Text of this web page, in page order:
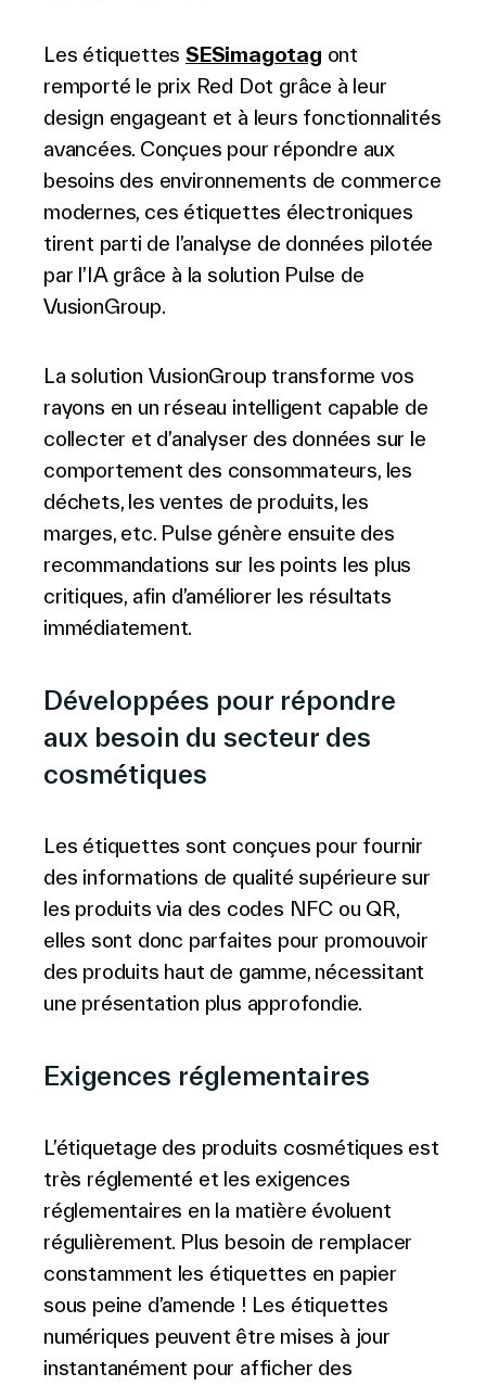
Les étiquettes SESimagotag ont
remporté le prix Red Dot grâce à leur
design engageant et à leurs fonctionnalités
avancées. Conçues pour répondre aux
besoins des environnements de commerce
modernes, ces étiquettes électroniques
tirent parti de l’analyse de données pilotée
par l’IA grâce à la solution Pulse de
VusionGroup.
La solution VusionGroup transforme vos
rayons en un réseau intelligent capable de
collecter et d’analyser des données sur le
comportement des consommateurs, les
déchets, les ventes de produits, les
marges, etc. Pulse génère ensuite des
recommandations sur les points les plus
critiques, afin d’améliorer les résultats
immédiatement.
Développées pour répondre
aux besoin du secteur des
cosmétiques
Les étiquettes sont conçues pour fournir
des informations de qualité supérieure sur
les produits via des codes NFC ou QR,
elles sont donc parfaites pour promouvoir
des produits haut de gamme, nécessitant
une présentation plus approfondie.
Exigences réglementaires
L’étiquetage des produits cosmétiques est
très réglementé et les exigences
réglementaires en la matière évoluent
régulièrement. Plus besoin de remplacer
constamment les étiquettes en papier
sous peine d’amende ! Les étiquettes
numériques peuvent être mises à jour
instantanément pour afficher des